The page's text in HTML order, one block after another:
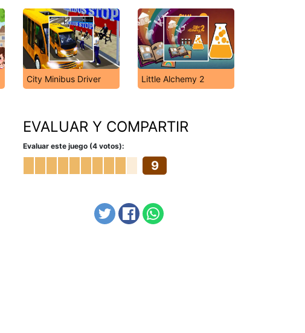
City Minibus Driver Little Alchemy 2
EVALUAR Y COMPARTIR
Evaluar este juego (4 votos):
9